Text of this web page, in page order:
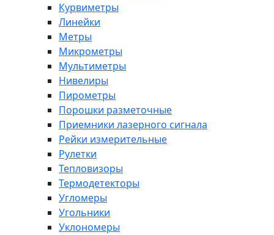
Курвиметры
Линейки
Метры
Микрометры
Мультиметры
Нивелиры
Пирометры
Порошки разметочные
Приемники лазерного сигнала
Рейки измерительные
Рулетки
Тепловизоры
Термодетекторы
Угломеры
Угольники
Уклономеры